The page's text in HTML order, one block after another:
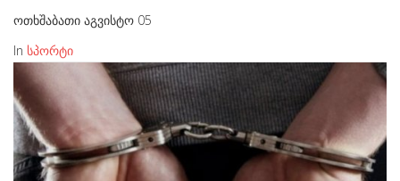
ოთხშაბათი აგვისტო 05
In სპორტი